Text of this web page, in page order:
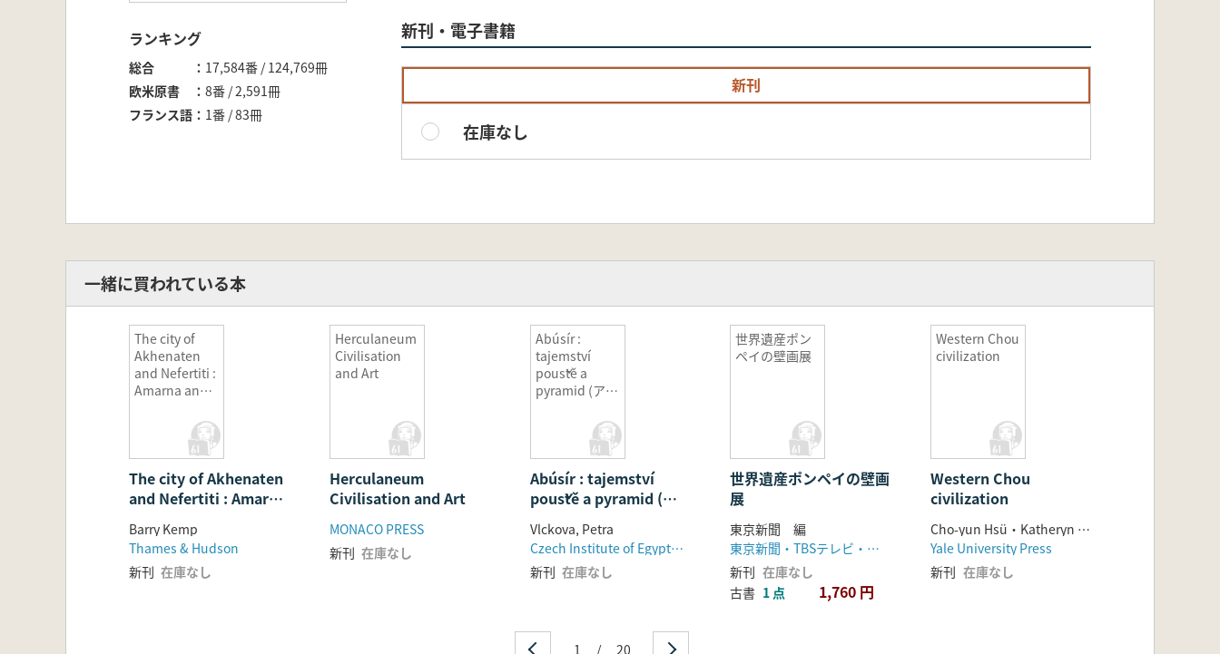
ランキング
総合
17,584番 / 124,769冊
欧米原書
8番 / 2,591冊
フランス語
1番 / 83冊
新刊・電子書籍
新刊
在庫なし
一緒に買われている本
The city of
Akhenaten
and Nefertiti :
Amarna and
The city of Akhenaten
and Nefertiti : Amarna
Barry Kemp
Thames & Hudson
新刊 在庫なし
Herculaneum
Civilisation
and Art
Herculaneum
Civilisation and Art
MONACO PRESS
新刊 在庫なし
Abúsír :
tajemství
pouště a
pyramid (アブ
ピラミッドの
Abúsír : tajemství
pouště a pyramid (ア
ブシール: 砂漠とピラミ
ッドの秘密)
Vlckova, Petra
Czech Institute of Egyptology
新刊 在庫なし
世界遺産ポン
ペイの壁画展
世界遺産ポンペイの壁画
展
東京新聞 編
東京新聞・TBSテレビ・中日新聞社
新刊 在庫なし
古書 1 点 1,760 円
Western Chou
civilization
Western Chou
civilization
Cho-yun Hsü・Katheryn M. Linduff
Yale University Press
新刊 在庫なし
1 / 20